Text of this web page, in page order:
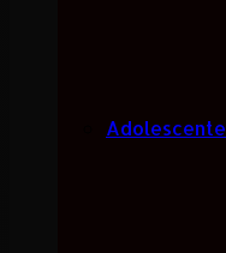
Adolescente